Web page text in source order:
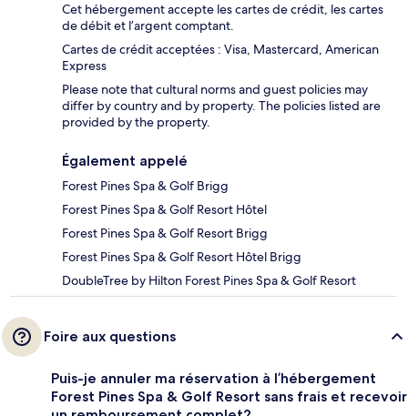
Cet hébergement accepte les cartes de crédit, les cartes
de débit et l’argent comptant.
Cartes de crédit acceptées : Visa, Mastercard, American
Express
Please note that cultural norms and guest policies may
differ by country and by property. The policies listed are
provided by the property.
Également appelé
Forest Pines Spa & Golf Brigg
Forest Pines Spa & Golf Resort Hôtel
Forest Pines Spa & Golf Resort Brigg
Forest Pines Spa & Golf Resort Hôtel Brigg
DoubleTree by Hilton Forest Pines Spa & Golf Resort
Foire aux questions
Puis-je annuler ma réservation à l’hébergement
Forest Pines Spa & Golf Resort sans frais et recevoir